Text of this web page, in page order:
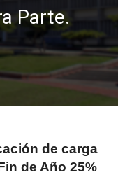
Parte.
de carga
de Año 25%